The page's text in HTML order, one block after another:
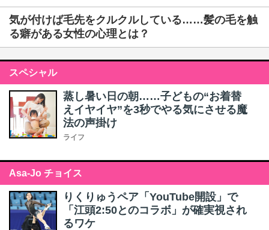
気が付けば毛先をクルクルしている……髪の毛を触
る癖がある女性の心理とは？
スペシャル
蒸し暑い日の朝……子どもの“お着替
えイヤイヤ”を3秒でやる気にさせる魔
法の声掛け
ライフ
Asa-Jo チョイス
りくりゅうペア「YouTube開設」で
「江頭2:50とのコラボ」が確実視され
るワケ